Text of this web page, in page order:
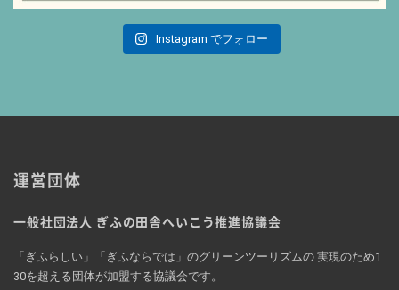
Instagram でフォロー
運営団体
一般社団法人 ぎふの田舎へいこう推進協議会
「ぎふらしい」「ぎふならでは」のグリーンツーリズムの 実現のため1
30を超える団体が加盟する協議会です。